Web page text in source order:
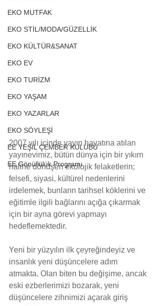
EKO MUTFAK
EKO STİL/MODA/GÜZELLİK
EKO KÜLTÜR&SANAT
EKO EV
EKO TURİZM
EKO YAŞAM
EKO YAZARLAR
EKO SÖYLEŞİ
EE YEŞİL ÇEMBER KULÜBÜ
EE Gönüllülük Programı
2007 yılı içinde yayın hayatına atılan
yayınevimiz, bütün dünya için bir yıkım
haline dönüşen ekolojik felaketlerin;
felsefi, siyasi, kültürel nedenlerini
irdelemek, bunların tarihsel köklerini ve
eğitimle ilgili bağlarını açığa çıkarmak
için bir ayna görevi yapmayı
hedeflemektedir.
Yeni bir yüzyılın ilk çeyreğindeyiz ve
insanlık yeni düşüncelere adım
atmakta. Olan biten bu değişime, ancak
eski ezberlerimizi bozarak, yeni
düşüncelere zihnimizi açarak giriş